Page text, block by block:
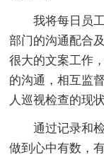
我将每日员工
部门的沟通配合
很大的文案工作
的沟通，相互监
人巡视检查的现状
通过记录和检
做到心中有数，